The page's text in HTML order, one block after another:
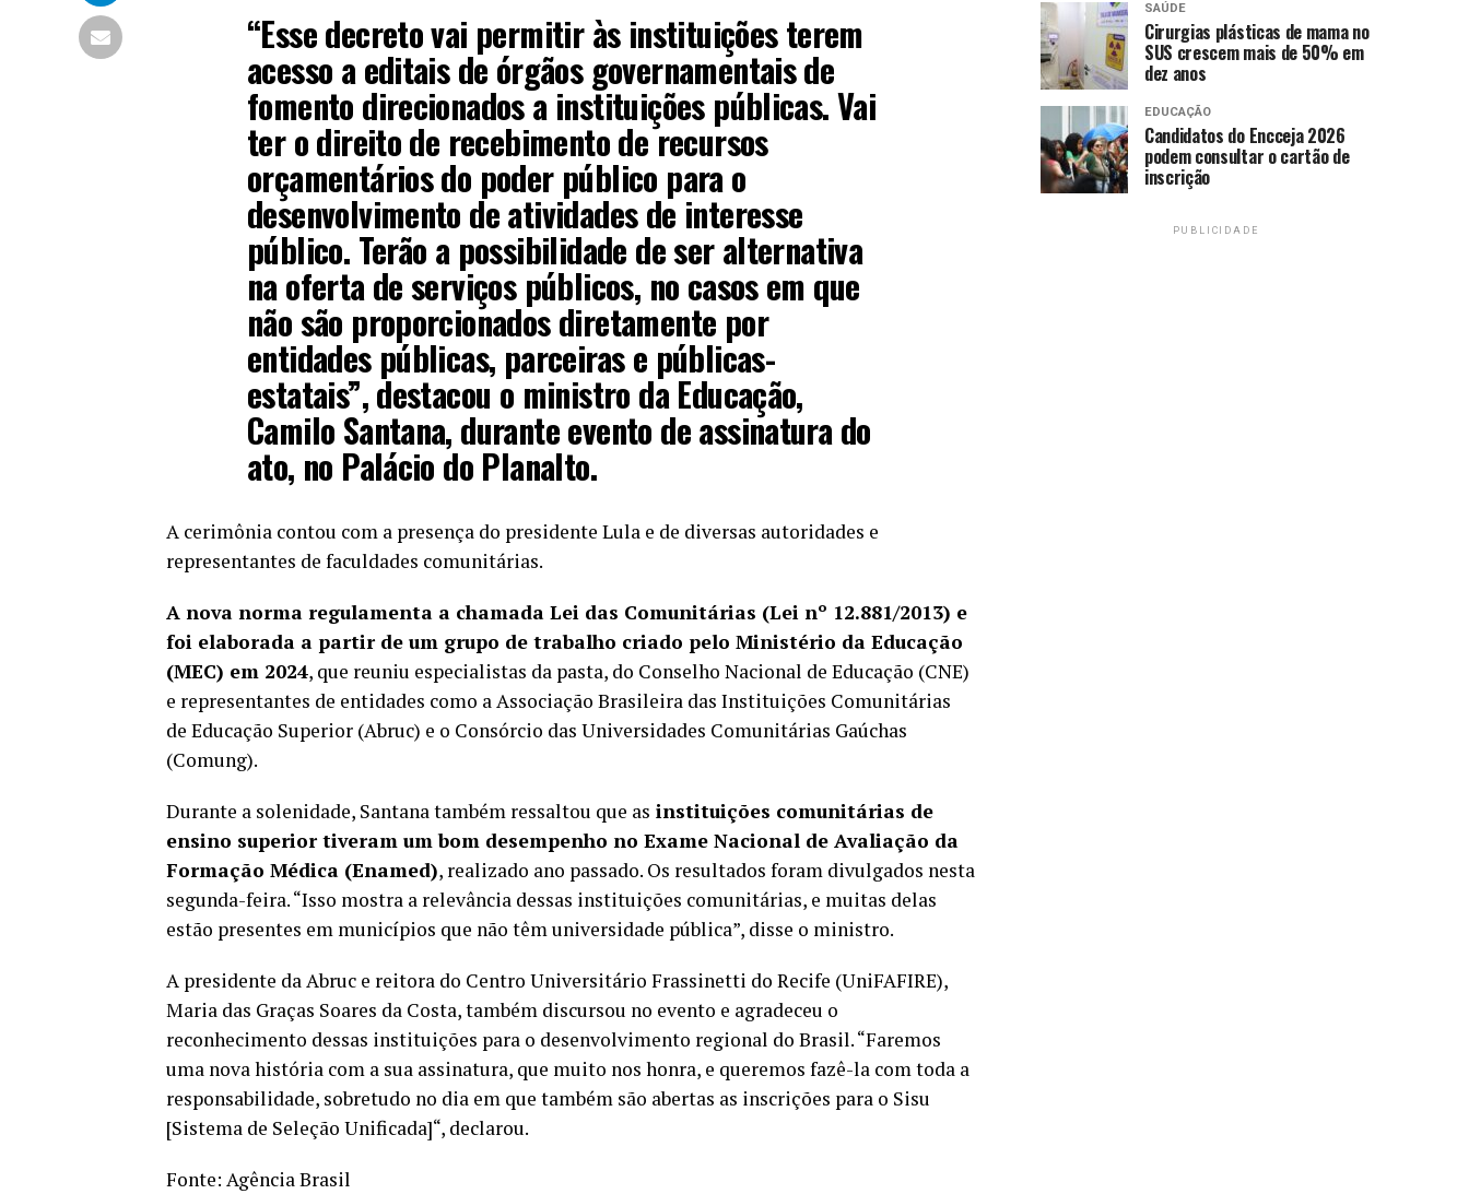
“Esse decreto vai permitir às instituições terem
acesso a editais de órgãos governamentais de
fomento direcionados a instituições públicas. Vai
ter o direito de recebimento de recursos
orçamentários do poder público para o
desenvolvimento de atividades de interesse
público. Terão a possibilidade de ser alternativa
na oferta de serviços públicos, no casos em que
não são proporcionados diretamente por
entidades públicas, parceiras e públicas-
estatais”, destacou o ministro da Educação,
Camilo Santana, durante evento de assinatura do
ato, no Palácio do Planalto.
A cerimônia contou com a presença do presidente Lula e de diversas autoridades e
representantes de faculdades comunitárias.
A nova norma regulamenta a chamada Lei das Comunitárias (Lei nº 12.881/2013) e
foi elaborada a partir de um grupo de trabalho criado pelo Ministério da Educação
(MEC) em 2024, que reuniu especialistas da pasta, do Conselho Nacional de Educação (CNE)
e representantes de entidades como a Associação Brasileira das Instituições Comunitárias
de Educação Superior (Abruc) e o Consórcio das Universidades Comunitárias Gaúchas
(Comung).
Durante a solenidade, Santana também ressaltou que as instituições comunitárias de
ensino superior tiveram um bom desempenho no Exame Nacional de Avaliação da
Formação Médica (Enamed), realizado ano passado. Os resultados foram divulgados nesta
segunda-feira. “Isso mostra a relevância dessas instituições comunitárias, e muitas delas
estão presentes em municípios que não têm universidade pública”, disse o ministro.
A presidente da Abruc e reitora do Centro Universitário Frassinetti do Recife (UniFAFIRE),
Maria das Graças Soares da Costa, também discursou no evento e agradeceu o
reconhecimento dessas instituições para o desenvolvimento regional do Brasil. “Faremos
uma nova história com a sua assinatura, que muito nos honra, e queremos fazê-la com toda a
responsabilidade, sobretudo no dia em que também são abertas as inscrições para o Sisu
[Sistema de Seleção Unificada]“, declarou.
Fonte: Agência Brasil
SAÚDE
Cirurgias plásticas de mama no
SUS crescem mais de 50% em
dez anos
EDUCAÇÃO
Candidatos do Encceja 2026
podem consultar o cartão de
inscrição
PUBLICIDADE